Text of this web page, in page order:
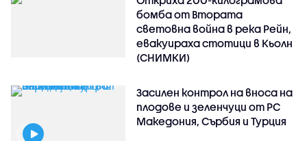
бомба от Втората
световна война в река Рейн,
евакуираха стотици в Кьолн
(СНИМКИ)
Засилен контрол на вноса на
плодове и зеленчуци от РС
Македония, Сърбия и Турция